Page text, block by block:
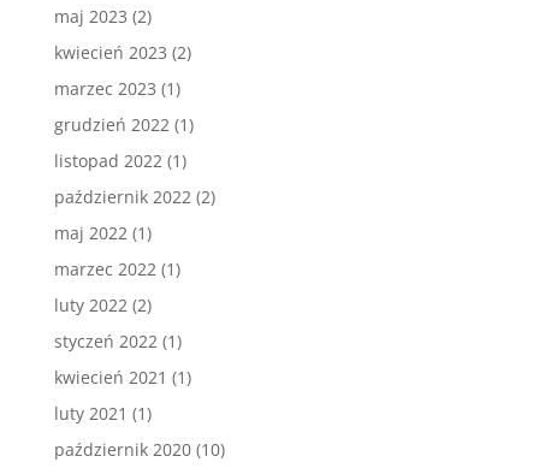
maj 2023 (2)
kwiecień 2023 (2)
marzec 2023 (1)
grudzień 2022 (1)
listopad 2022 (1)
październik 2022 (2)
maj 2022 (1)
marzec 2022 (1)
luty 2022 (2)
styczeń 2022 (1)
kwiecień 2021 (1)
luty 2021 (1)
październik 2020(10)